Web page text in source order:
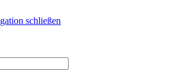
schließen